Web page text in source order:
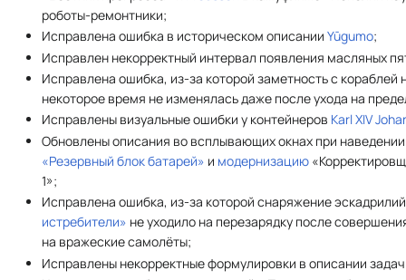
роботы-ремонтники;
Исправлена ошибка в историческом описанииYūgumo;
Исправлен некорректный интервал появления масляных
Исправлена ошибка, из-за которой заметность с кораблей
некоторое время не изменялась даже после ухода на
Исправлены визуальные ошибки у контейнеров Karl XIV
Обновлены описания во всплывающих окнах при
«Резервный блок батарей» и модернизацию
1»;
Исправлена ошибка, из-за которой снаряжение
истребители» не уходило на перезарядку после
на вражеские самолёты;
Исправлены некорректные формулировки в описании